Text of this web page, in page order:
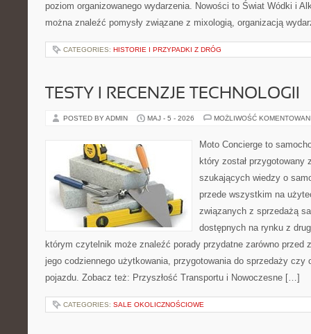
poziom organizowanego wydarzenia. Nowości to Świat Wódki i
można znaleźć pomysły związane z mixologią, organizacją
CATEGORIES: HISTORIE I PRZYPADKI Z DRÓG
TESTY I RECENZJE TECHNOLOGII
POSTED BY ADMIN MAJ - 5 - 2026 MOŻLIWOŚĆ
Moto Concierge to
który został przygotowany
szukających wiedzy o
przede wszystkim na
związanych z sprzedażą
dostępnych na rynku z
którym czytelnik może znaleźć porady przydatne zarówno przed
jego codziennego użytkowania, przygotowania do sprzedaży czy
pojazdu. Zobacz też: Przyszłość Transportu i Nowoczesne […]
CATEGORIES: SALE OKOLICZNOŚCIOWE